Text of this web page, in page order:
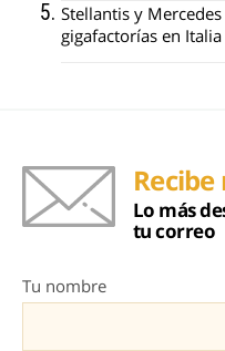
Stellantis y
gigafactorías en
Lo más
tu correo
Tu nombre